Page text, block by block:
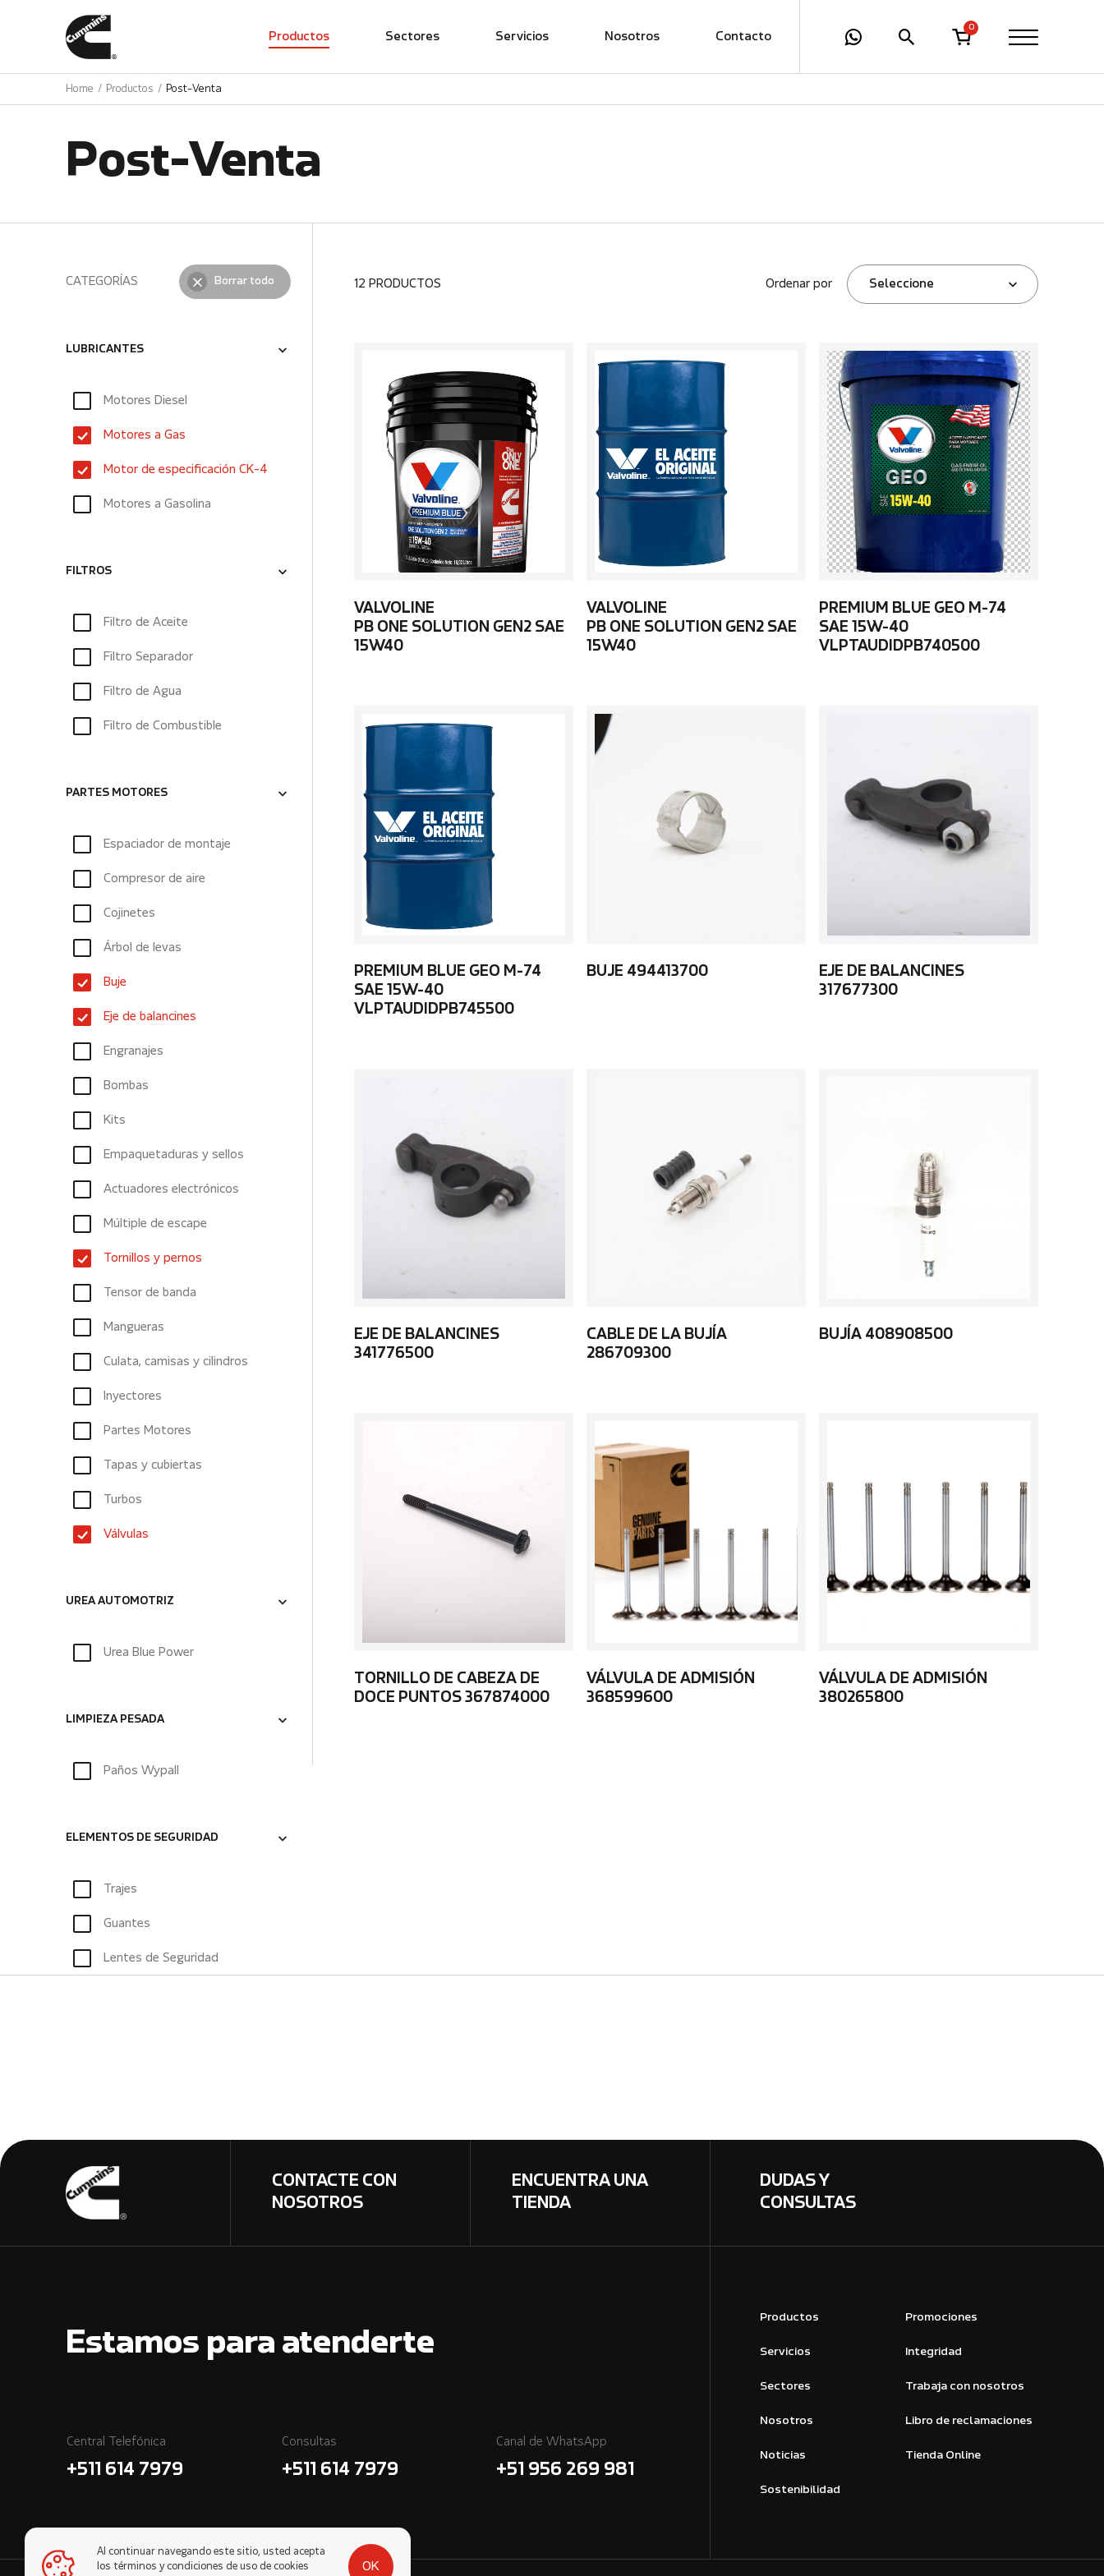
Productos Sectores Servicios Nosotros Contacto
0
Home Productos Post-Venta
Post-Venta
CATEGORÍAS Borrar todo
LUBRICANTES
Motores Diesel
Motores a Gas
Motor de especificación CK-4
Motores a Gasolina
FILTROS
Filtro de Aceite
Filtro Separador
Filtro de Agua
Filtro de Combustible
PARTES MOTORES
Espaciador de montaje
Compresor de aire
Cojinetes
Árbol de levas
Buje
Eje de balancines
Engranajes
Bombas
Kits
Empaquetaduras y sellos
Actuadores electrónicos
Múltiple de escape
Tornillos y pernos
Tensor de banda
Mangueras
Culata, camisas y cilindros
Inyectores
Partes Motores
Tapas y cubiertas
Turbos
Válvulas
UREA AUTOMOTRIZ
Urea Blue Power
LIMPIEZA PESADA
Paños Wypall
ELEMENTOS DE SEGURIDAD
Trajes
Guantes
Lentes de Seguridad
12 PRODUCTOS Ordenar por Seleccione
VALVOLINE
PB ONE SOLUTION GEN2 SAE
15W40
VALVOLINE
PB ONE SOLUTION GEN2 SAE
15W40
PREMIUM BLUE GEO M-74
SAE 15W-40
VLPTAUDIDPB740500
PREMIUM BLUE GEO M-74
SAE 15W-40
VLPTAUDIDPB745500
BUJE 494413700
EJE DE BALANCINES
317677300
EJE DE BALANCINES
341776500
CABLE DE LA BUJÍA
286709300
BUJÍA 408908500
TORNILLO DE CABEZA DE
DOCE PUNTOS 367874000
VÁLVULA DE ADMISIÓN
368599600
VÁLVULA DE ADMISIÓN
380265800
CONTACTE CON
NOSOTROS
ENCUENTRA UNA
TIENDA
DUDAS Y
CONSULTAS
Estamos para atenderte
Central Telefónica
+511 614 7979
Consultas
+511 614 7979
Canal de WhatsApp
+51 956 269 981
Productos
Servicios
Sectores
Nosotros
Noticias
Sostenibilidad
Promociones
Integridad
Trabaja con nosotros
Libro de reclamaciones
Tienda Online
Al continuar navegando este sitio, usted acepta
los términos y condiciones de uso de cookies
OK